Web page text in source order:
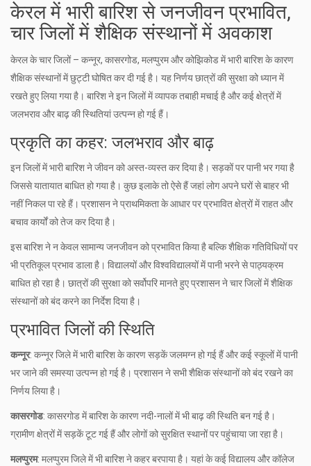
केरल में भारी बारिश से जनजीवन प्रभावित,
चार जिलों में शैक्षिक संस्थानों में अवकाश
केरल के चार जिलों – कन्नूर, कासरगोड, मलप्पुरम और कोझिकोड में भारी बारिश के कारण
शैक्षिक संस्थानों में छुट्टी घोषित कर दी गई है। यह निर्णय छात्रों की सुरक्षा को ध्यान में
रखते हुए लिया गया है। बारिश ने इन जिलों में व्यापक तबाही मचाई है और कई क्षेत्रों में
जलभराव और बाढ़ की स्थितियां उत्पन्न हो गई हैं।
प्रकृति का कहर: जलभराव और बाढ़
इन जिलों में भारी बारिश ने जीवन को अस्त-व्यस्त कर दिया है। सड़कों पर पानी भर गया है
जिससे यातायात बाधित हो गया है। कुछ इलाके तो ऐसे हैं जहां लोग अपने घरों से बाहर भी
नहीं निकल पा रहे हैं। प्रशासन ने प्राथमिकता के आधार पर प्रभावित क्षेत्रों में राहत और
बचाव कार्यों को तेज कर दिया है।
इस बारिश ने न केवल सामान्य जनजीवन को प्रभावित किया है बल्कि शैक्षिक गतिविधियों पर
भी प्रतिकूल प्रभाव डाला है। विद्यालयों और विश्वविद्यालयों में पानी भरने से पाठ्यक्रम
बाधित हो रहा है। छात्रों की सुरक्षा को सर्वोपरि मानते हुए प्रशासन ने चार जिलों में शैक्षिक
संस्थानों को बंद करने का निर्देश दिया है।
प्रभावित जिलों की स्थिति
कन्नूर: कन्नूर जिले में भारी बारिश के कारण सड़कें जलमग्न हो गई हैं और कई स्कूलों में पानी
भर जाने की समस्या उत्पन्न हो गई है। प्रशासन ने सभी शैक्षिक संस्थानों को बंद रखने का
निर्णय लिया है।
कासरगोड: कासरगोड में बारिश के कारण नदी-नालों में भी बाढ़ की स्थिति बन गई है।
ग्रामीण क्षेत्रों में सड़कें टूट गई हैं और लोगों को सुरक्षित स्थानों पर पहुंचाया जा रहा है।
मलप्पुरम: मलप्पुरम जिले में भी बारिश ने कहर बरपाया है। यहां के कई विद्यालय और कॉलेज